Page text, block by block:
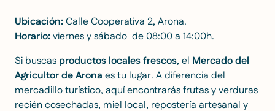
Ubicación:Calle Cooperativa 2, Arona.
Horario:viernes y sábado de 08:00 a 14:00h.
Si buscas productos locales frescos, el Mercado del
Agricultor de Arona es tu lugar. A diferencia del
mercadillo turístico, aquí encontrarás frutas y verduras
recién cosechadas, miel local, repostería artesanal y